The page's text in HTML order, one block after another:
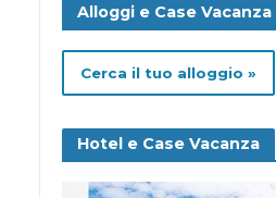
Alloggi e Case Vacanza
Cerca il tuo alloggio »
Hotel e Case Vacanza